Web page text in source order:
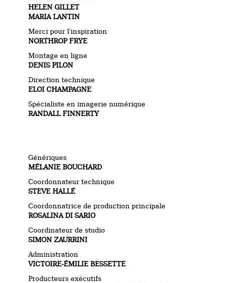
HELEN GILLET
MARIA LANTIN
Merci pour l’inspiration
NORTHROP FRYE
Montage en ligne
DENIS PILON
Direction technique
ELOI CHAMPAGNE
Spécialiste en imagerie numérique
RANDALL FINNERTY
Génériques
MÉLANIE BOUCHARD
Coordonnateur technique
STEVE HALLÉ
Coordonnatrice de production principale
ROSALINA DI SARIO
Coordinateur de studio
SIMON ZAURRINI
Administration
VICTOIRE-ÉMILIE BESSETTE
Producteurs exécutifs